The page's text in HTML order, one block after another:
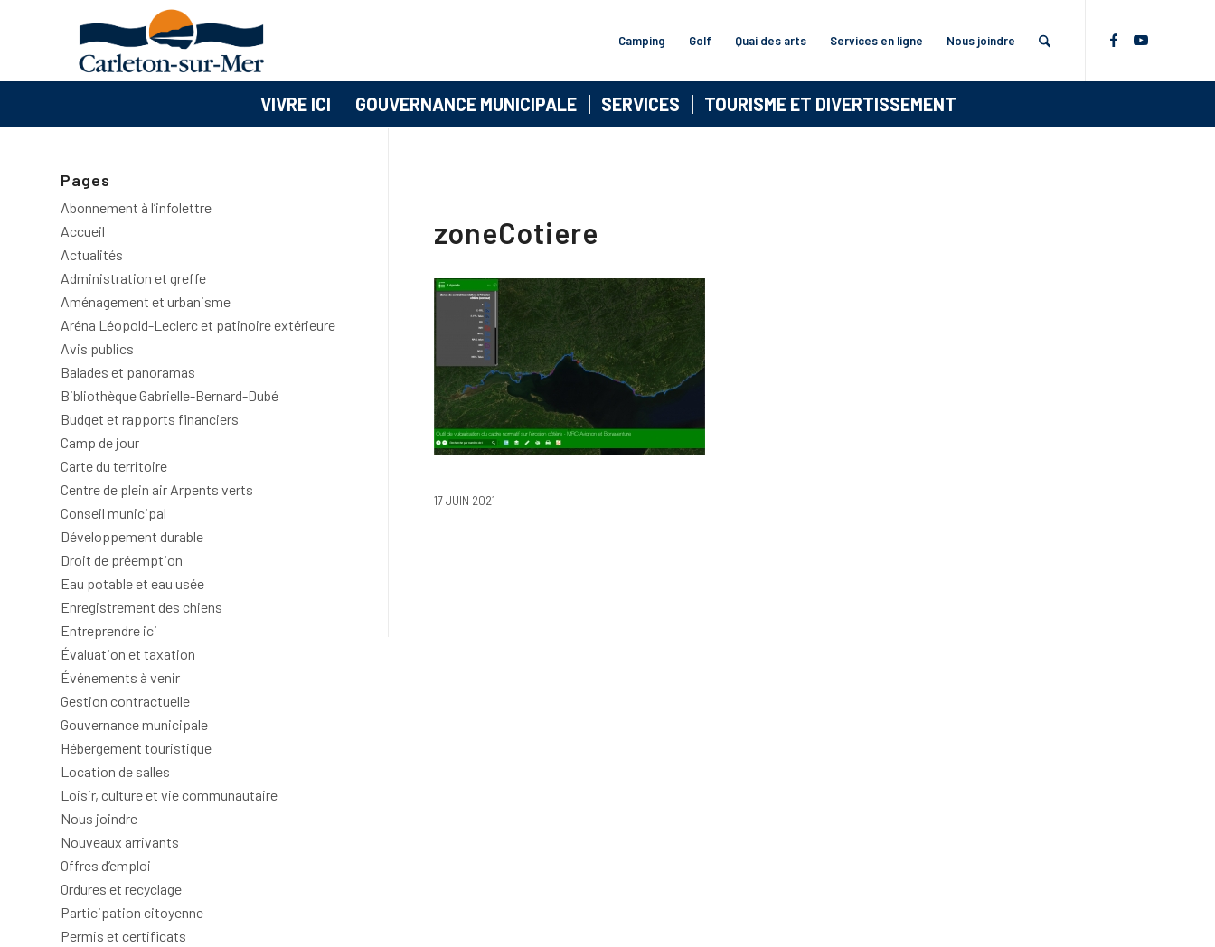
Camping Golf Quai des arts Services en ligne Nous joindre
VIVRE ICI GOUVERNANCE MUNICIPALE SERVICES TOURISME ET DIVERTISSEMENT
zoneCotiere
17 JUIN 2021
Pages
Abonnement à l’infolettre
Accueil
Actualités
Administration et greffe
Aménagement et urbanisme
Aréna Léopold-Leclerc et patinoire extérieure
Avis publics
Balades et panoramas
Bibliothèque Gabrielle-Bernard-Dubé
Budget et rapports financiers
Camp de jour
Carte du territoire
Centre de plein air Arpents verts
Conseil municipal
Développement durable
Droit de préemption
Eau potable et eau usée
Enregistrement des chiens
Entreprendre ici
Évaluation et taxation
Événements à venir
Gestion contractuelle
Gouvernance municipale
Hébergement touristique
Location de salles
Loisir, culture et vie communautaire
Nous joindre
Nouveaux arrivants
Offres d’emploi
Ordures et recyclage
Participation citoyenne
Permis et certificats